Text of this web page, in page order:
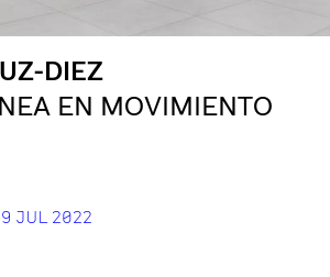
DIEZ
EN MOVIMIENTO
JUL 2022